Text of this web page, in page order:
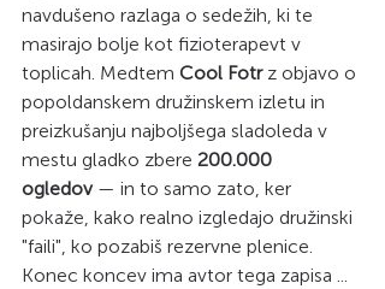
navdušeno razlaga o sedežih, ki te
masirajo bolje kot fizioterapevt v
toplicah. Medtem Cool Fotr z objavo o
popoldanskem družinskem izletu in
preizkušanju najboljšega sladoleda v
mestu gladko zbere 200.000
ogledov — in to samo zato, ker
pokaže, kako realno izgledajo družinski
"faili", ko pozabiš rezervne plenice.
Konec koncev ima avtor tega zapisa ...